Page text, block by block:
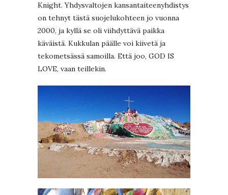
Knight. Yhdysvaltojen kansantaiteenyhdistys
on tehnyt tästä suojelukohteen jo vuonna
2000, ja kyllä se oli viihdyttävä paikka
käväistä. Kukkulan päälle voi kiivetä ja
tekometsässä samoilla. Että joo, GOD IS
LOVE, vaan teillekin.